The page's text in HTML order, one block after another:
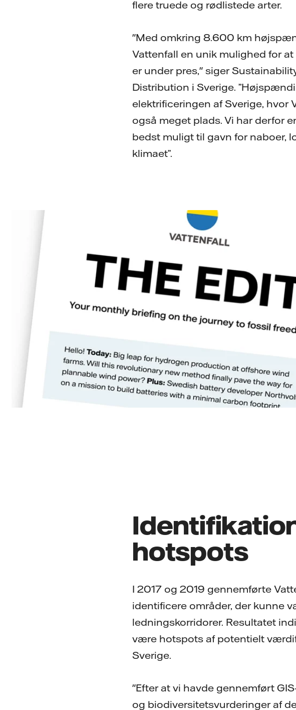
flere truede og rødlistede arter.
"Med omkring 8.600 km
Vattenfall en unik mulighed for
er under pres," siger
Distribution i Sverige.
elektrificeringen af Sverige, hvor
også meget plads. Vi har derfor
bedst muligt til gavn for naboer,
klimaet”.
hotspots
I 2017 og 2019 gennemførte
identificere områder, der kunne
ledningskorridorer. Resultatet
være hotspots af potentielt
Sverige.
"Efter at vi havde gennemført
og biodiversitetsvurderinger af